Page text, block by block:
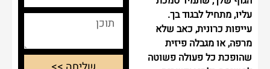
עליו, מתחיל לבגוד בך.
עייפות כרונית, כאב שלא
מרפה, או מגבלה פיזית
שהופכת כל פעולה פשוטה